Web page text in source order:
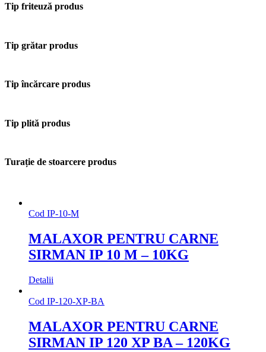
Tip friteuză produs
Tip grătar produs
Tip încărcare produs
Tip plită produs
Turație de stoarcere produs
Cod IP-10-M
MALAXOR PENTRU CARNE
SIRMAN IP 10 M – 10KG
Detalii
Cod IP-120-XP-BA
MALAXOR PENTRU CARNE
SIRMAN IP 120 XP BA – 120KG